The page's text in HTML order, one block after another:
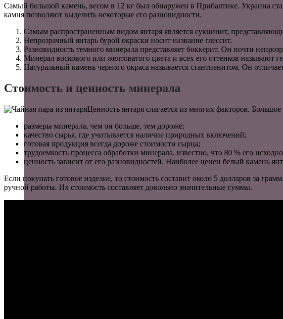
Самый большой камень, весом в 12 кг был обнаружен в Прибалтике. Украина
камня позволяют выделить некоторые его разновидности.
Самым распространенным видом янтаря является сукцинит,
Непрозрачный янтарь бурой окраски носит название глессит.
Разновидность темного минерала представляет боккерит. Он почти
Минерал воскового или желтоватого цвета и всех его оттенков называют
Натуральный камень черного окраса называется стантиенитом. Он
Стоимость и ценность минерала
Ценность янтаря слагается из многих факторов.
размеры минерала, чем он больше, тем дороже;
качество сырья, где учитывается наличие природных включений;
готовая продукция всегда дороже стоимости сырца;
трудоемкость процесса обработки минерала, известно, что 80 % его
ценность зависит от его разновидностей. Наиболее ценен белый камень
Если покупать готовое изделие, то стоимость составит около 5 долларов за
ручной работы. Их стоимость составляет довольно значительные суммы.